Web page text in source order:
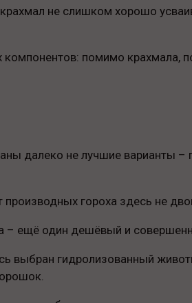
не слишком хорошо
помимо крахмала,
далеко не лучшие варианты
гороха здесь не
ещё один дешёвый и
выбран гидролизованный